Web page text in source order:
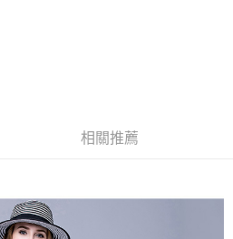
個人資料，並將交易相關給付款項請求債
覽以下網址：
將依據個別帳號之用戶狀況，依本公司即
有額度不足之情形，本公司將視審查結果
該用戶之使用額度並採取法律行動。
相關推薦